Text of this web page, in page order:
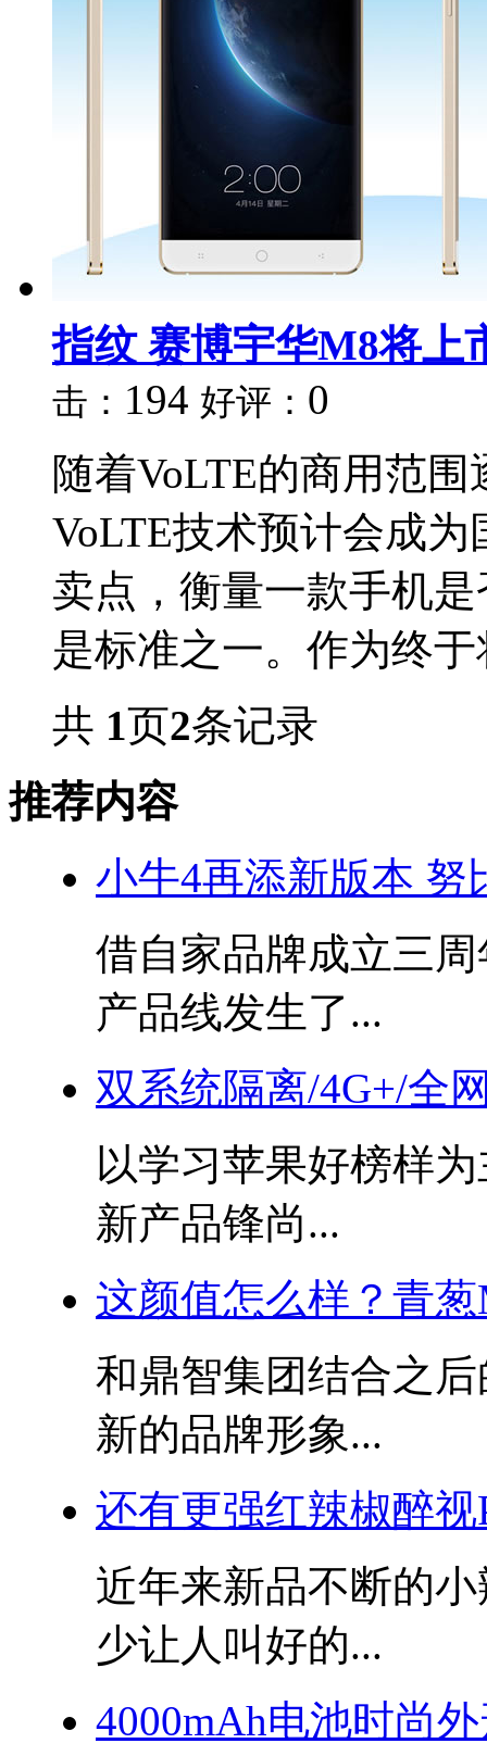
指纹 赛博宇华M8将上
击： 194 好评： 0
随着VoLTE的商用范
VoLTE技术预计会成
卖点，衡量一款手机
是标准之一。作为终
共 1页2条记录
推荐内容
小牛4再添新版本 努
借自家品牌成立三
产品线发生了...
双系统隔离/4G+/全
以学习苹果好榜样
新产品锋尚...
这颜值怎么样？青
和鼎智集团结合之
新的品牌形象...
还有更强红辣椒醉
近年来新品不断的
少让人叫好的...
4000mAh电池时尚